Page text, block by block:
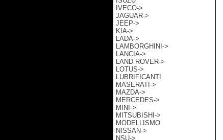
IVECO->
JAGUAR->
JEEP->
KIA->
LADA->
LAMBORGHINI->
LANCIA->
LAND ROVER->
LOTUS->
LUBRIFICANTI
MASERATI->
MAZDA->
MERCEDES->
MINI->
MITSUBISHI->
MODELLISMO
NISSAN->
NSU->